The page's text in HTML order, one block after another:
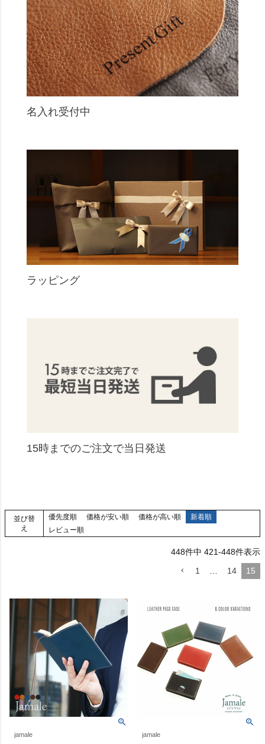
名入れ受付中
ラッピング
15時までのご注文で当日発送
並び替
え
優先度順 価格が安い順 価格が高い順
新着順
レビュー順
448件中 421-448件表示
1
14 15
jamale
jamale